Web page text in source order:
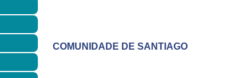
COMUNIDADE DE SANTIAGO